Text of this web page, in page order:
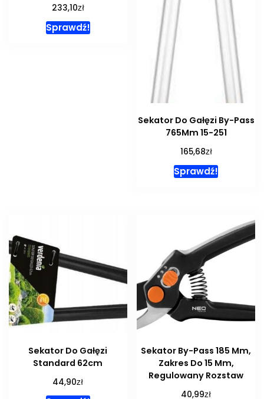
233,10zł
Sprawdź!
Sekator Do Gałęzi By-Pass
765Mm 15-251
165,68zł
Sprawdź!
Sekator Do Gałęzi
Standard 62cm
44,90zł
Sekator By-Pass 185 Mm,
Zakres Do 15 Mm,
Regulowany Rozstaw
40,99zł